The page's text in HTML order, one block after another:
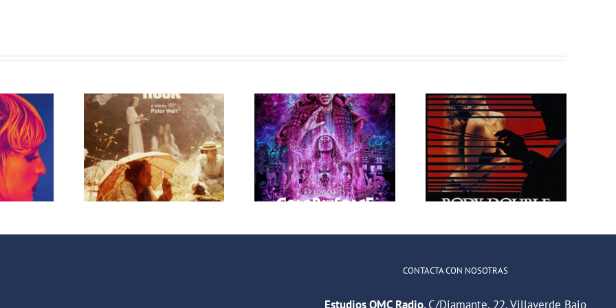
207
(316)
Programa 206
en OMC (315)
de Peligrosas
Sociales
Programa 205
en OMC (314)
de Peligrosas
Sociales
Programa 209
en OMC (318)
de Peligrosas
Sociales
CONTACTA CON NOSOTRAS
Estudios OMC Radio.C/Diamante, 22. Villaverde Bajo